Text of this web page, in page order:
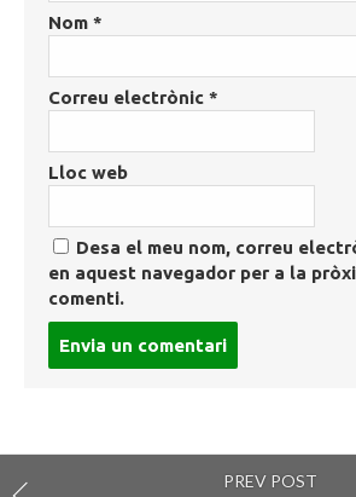
Nom *
Correu electrònic *
Lloc web
Desa el meu nom, correu
en aquest navegador per a la
comenti.
PREV POST